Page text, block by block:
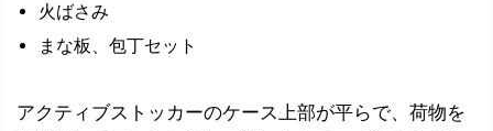
火ばさみ
まな板、包丁セット
アクティブストッカーのケース上部が平らで、荷物を